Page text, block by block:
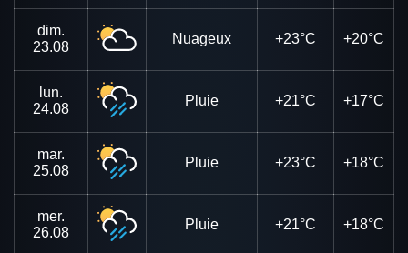
dim.
23.08
Nuageux +23°C +20°C
lun.
24.08
Pluie +21°C +17°C
mar.
25.08
Pluie +23°C +18°C
mer.
26.08
Pluie +21°C +18°C